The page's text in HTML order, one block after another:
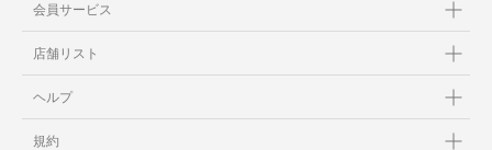
会員サービス
店舗リスト
ヘルプ
規約